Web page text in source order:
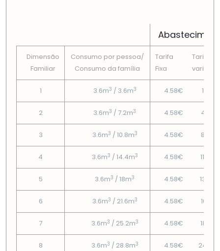
Dimensão
Familiar
Consumo por pessoa/
Consumo da famí­lia
Tarifa
Fixa
Tarifa
variável
1 3.6m3 / 3.6m3 4.58€ 1.93€
2 3.6m3 / 7.2m3 4.58€ 4.73€
3 3.6m3 / 10.8m3 4.58€ 8.08€
4 3.6m3 / 14.4m3 4.58€ 11.43€
5 3.6m3 / 18m3 4.58€ 13.59€
6 3.6m3 / 21.6m3 4.58€ 16.18€
7 3.6m3 / 25.2m3 4.58€ 18.77€
8 3.6m3 / 28.8m3 4.58€